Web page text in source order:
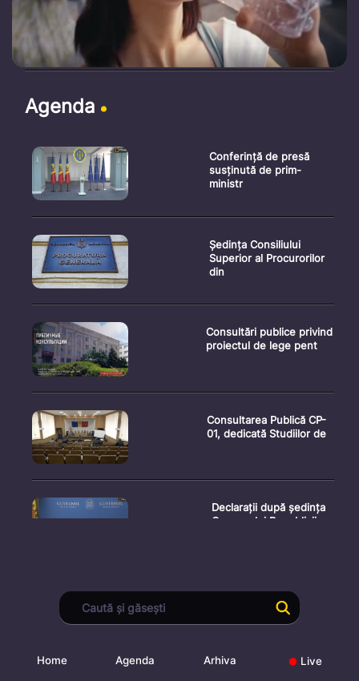
Agenda
Conferință de presă
susținută de prim-
ministr
Ședința Consiliului
Superior al Procurorilor
din
Consultări publice privind
proiectul de lege pent
Consultarea Publică CP-
01, dedicată Studiilor de
Declarații după ședința
Guvernului Republicii
Ședința Guvernului
Republicii Moldova din 5
augu
Home Agenda Arhiva Live